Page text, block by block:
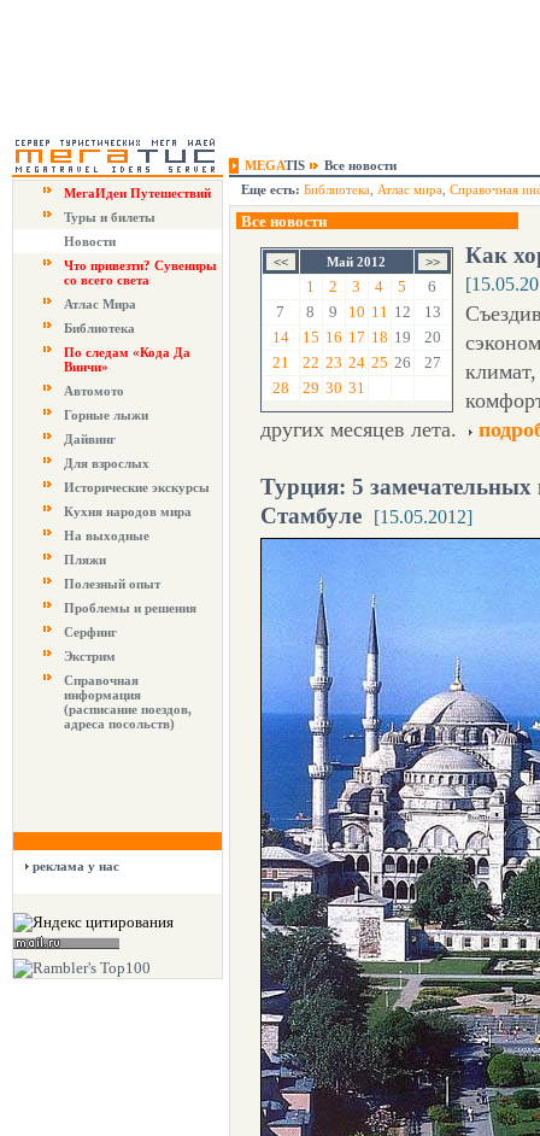
MEGATIS
Все новости
МегаИдеи Путешествий
Туры и билеты
Новости
Что привезти? Сувениры
со всего света
Атлас Мира
Библиотека
По следам «Кода Да
Винчи»
Автомото
Горные лыжи
Дайвинг
Для взрослых
Исторические экскурсы
Кухня народов мира
На выходные
Пляжи
Полезный опыт
Проблемы и решения
Серфинг
Экстрим
Справочная
информация
(расписание поездов,
адреса посольств)
реклама у нас
Еще есть: Библиотека Атлас мира Справочная
Все новости
Май 2012
1 2 3 4 5
6
7
8 9 10 11 12
13
14
15 16 17 18 19
20
21
22 23 24 25 26
27
28
29 30 31
Как
других месяцев лета.
Турция: 5
Стамбуле
[15.05.2012]